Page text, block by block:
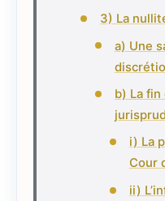
3) La
a) Une
b) La
i) La
Cour
ii)